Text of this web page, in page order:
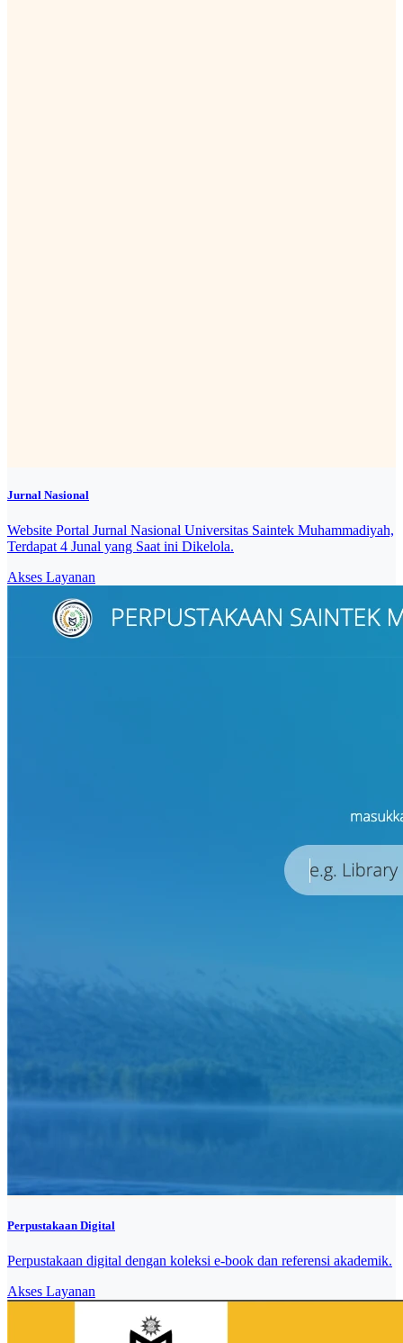
Jurnal Nasional
Website Portal Jurnal Nasional Universitas Saintek Muhammadiyah,
Terdapat 4 Junal yang Saat ini Dikelola.
Akses Layanan
Perpustakaan Digital
Perpustakaan digital dengan koleksi e-book dan referensi akademik.
Akses Layanan